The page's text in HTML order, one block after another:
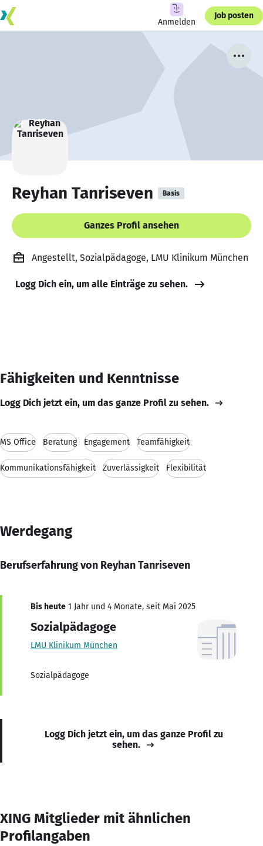
Anmelden
Job posten
Reyhan Tanriseven Basis
Ganzes Profil ansehen
Angestellt, Sozialpädagoge, LMU Klinikum München
Logg Dich ein, um alle Einträge zu sehen.
Fähigkeiten und Kenntnisse
Logg Dich jetzt ein, um das ganze Profil zu sehen.
MS Office Beratung Engagement Teamfähigkeit
Kommunikationsfähigkeit Zuverlässigkeit Flexibilität
Werdegang
Berufserfahrung von Reyhan Tanriseven
Bis heute 1 Jahr und 4 Monate, seit Mai 2025
Sozialpädagoge
LMU Klinikum München
Sozialpädagoge
Logg Dich jetzt ein, um das ganze Profil zu
sehen.
XING Mitglieder mit ähnlichen
Profilangaben